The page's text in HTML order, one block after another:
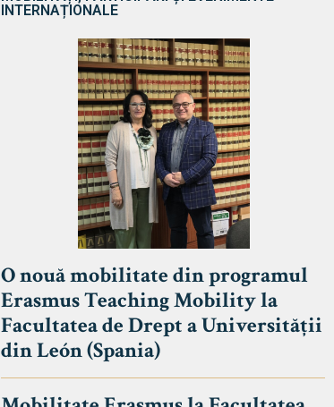
INTERNAȚIONALE
O nouă mobilitate din programul
Erasmus Teaching Mobility la
Facultatea de Drept a Universității
din León (Spania)